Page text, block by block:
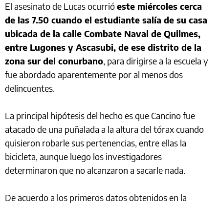
El asesinato de Lucas ocurrióeste miércoles cerca
de las 7.50 cuando el estudiante salía de su casa
ubicada de la calle Combate Naval de Quilmes,
entre Lugones y Ascasubi, de ese distrito de la
zona sur del conurbano, para dirigirse a la escuela y
fue abordado aparentemente por al menos dos
delincuentes.
La principal hipótesis del hecho es que Cancino fue
atacado de una puñalada a la altura del tórax cuando
quisieron robarle sus pertenencias, entre ellas la
bicicleta, aunque luego los investigadores
determinaron que no alcanzaron a sacarle nada.
De acuerdo a los primeros datos obtenidos en la